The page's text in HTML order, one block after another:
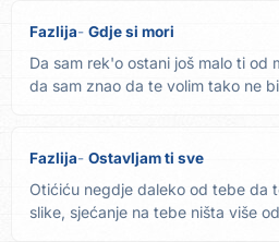
Fazlija Gdje si mori
Da sam rek'o ostani još malo ti od
da sam znao da te volim tako ne
Fazlija Ostavljam ti sve
Otićiću negdje daleko od tebe da
slike, sjećanje na tebe ništa više